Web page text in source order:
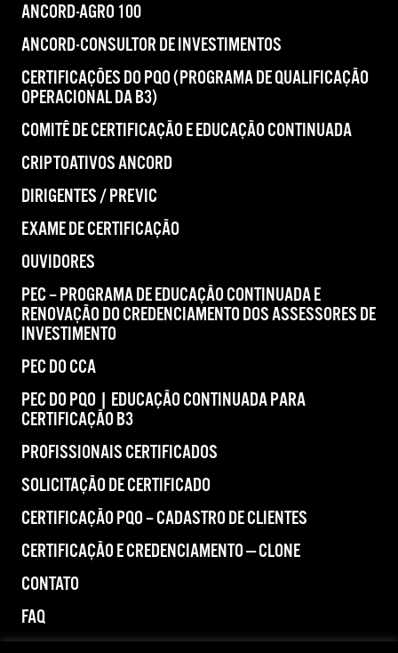
ANCORD-AGRO 100
ANCORD-CONSULTOR DE INVESTIMENTOS
CERTIFICAÇÕES DO PQO (PROGRAMA DE QUALIFICAÇÃO
OPERACIONAL DA B3)
COMITÊ DE CERTIFICAÇÃO E EDUCAÇÃO CONTINUADA
CRIPTOATIVOS ANCORD
DIRIGENTES / PREVIC
EXAME DE CERTIFICAÇÃO
OUVIDORES
PEC – PROGRAMA DE EDUCAÇÃO CONTINUADA E
RENOVAÇÃO DO CREDENCIAMENTO DOS ASSESSORES DE
INVESTIMENTO
PEC DO CCA
PEC DO PQO | EDUCAÇÃO CONTINUADA PARA
CERTIFICAÇÃO B3
PROFISSIONAIS CERTIFICADOS
SOLICITAÇÃO DE CERTIFICADO
CERTIFICAÇÃO PQO – CADASTRO DE CLIENTES
CERTIFICAÇÃO E CREDENCIAMENTO — CLONE
CONTATO
FAQ